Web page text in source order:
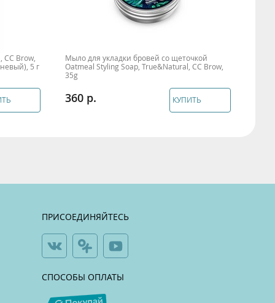
Brow,
5 г
Мыло для укладки бровей со щеточкой
Oatmeal Styling Soap, True&Natural, CC Brow,
35g
360 КУПИТЬ
ПРИСОЕДИНЯЙТЕСЬ
СПОСОБЫ ОПЛАТЫ